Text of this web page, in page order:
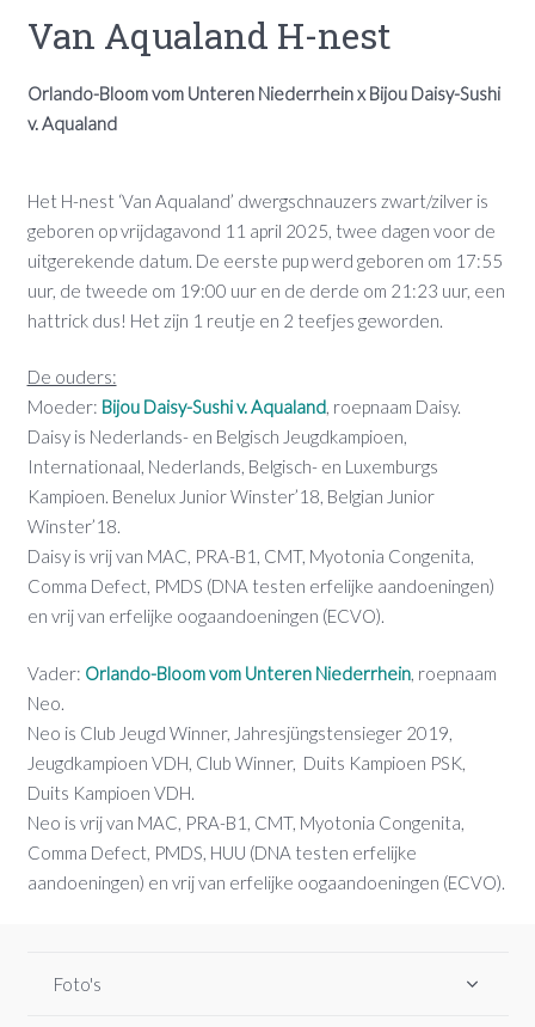
Van Aqualand H-nest
Orlando-Bloom vom Unteren Niederrhein x Bijou Daisy-Sushi
v. Aqualand
Het H-nest ‘Van Aqualand’ dwergschnauzers zwart/zilver is
geboren op vrijdagavond 11 april 2025, twee dagen voor de
uitgerekende datum. De eerste pup werd geboren om 17:55
uur, de tweede om 19:00 uur en de derde om 21:23 uur, een
hattrick dus! Het zijn 1 reutje en 2 teefjes geworden.
De ouders:
Moeder: Bijou Daisy-Sushi v. Aqualand, roepnaam Daisy.
Daisy is Nederlands- en Belgisch Jeugdkampioen,
Internationaal, Nederlands, Belgisch- en Luxemburgs
Kampioen. Benelux Junior Winster’18, Belgian Junior
Winster’18.
Daisy is vrij van MAC, PRA-B1, CMT, Myotonia Congenita,
Comma Defect, PMDS (DNA testen erfelijke aandoeningen)
en vrij van erfelijke oogaandoeningen (ECVO).
Vader: Orlando-Bloom vom Unteren Niederrhein, roepnaam
Neo.
Neo is Club Jeugd Winner, Jahresjüngstensieger 2019,
Jeugdkampioen VDH, Club Winner, Duits Kampioen PSK,
Duits Kampioen VDH.
Neo is vrij van MAC, PRA-B1, CMT, Myotonia Congenita,
Comma Defect, PMDS, HUU (DNA testen erfelijke
aandoeningen) en vrij van erfelijke oogaandoeningen (ECVO).
Foto's